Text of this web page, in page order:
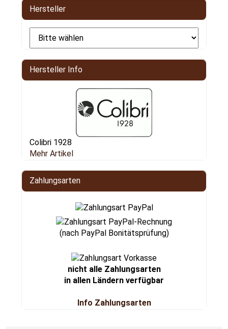
Hersteller
Hersteller Info
Colibri 1928
Mehr Artikel
Zahlungsarten
(nach PayPal Bonitätsprüfung)
nicht alle Zahlungsarten
in allen Ländern verfügbar
Info Zahlungsarten